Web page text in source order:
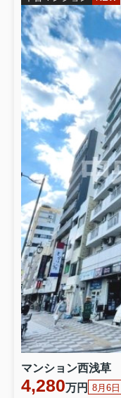
マンション西浅草
4,280万円 8月6